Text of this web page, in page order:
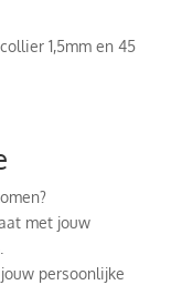
1,5mm en 45
met jouw
persoonlijke